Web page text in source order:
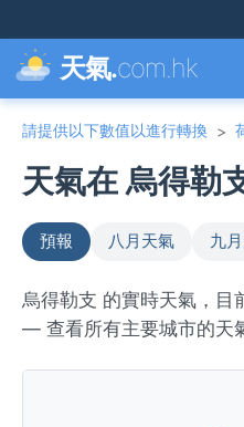
天氣.com.hk
請提供以下數值以進行轉換 >
天氣在 烏得
預報 八月天氣 九
烏得勒支 的實時天氣，目
— 查看所有主要城市的天